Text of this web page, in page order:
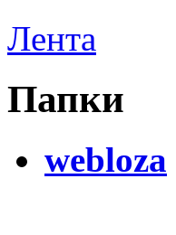
Лента
Папки
webloza